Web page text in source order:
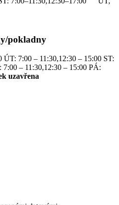
pokladny
ÚT: 7:00 – 11:30,12:30 – 15:00 ST:
7:00 – 11:30,12:30 – 15:00 PÁ:
uzavřena